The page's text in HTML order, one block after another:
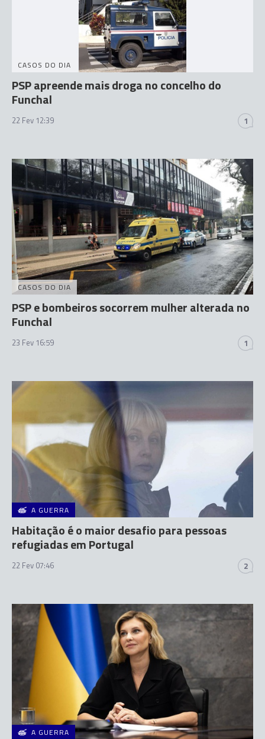
CASOS DO DIA
PSP apreende mais droga no concelho do
Funchal
22 Fev 12:39 1
CASOS DO DIA
PSP e bombeiros socorrem mulher alterada no
Funchal
23 Fev 16:59 1
A GUERRA
Habitação é o maior desafio para pessoas
refugiadas em Portugal
22 Fev 07:46 2
A GUERRA